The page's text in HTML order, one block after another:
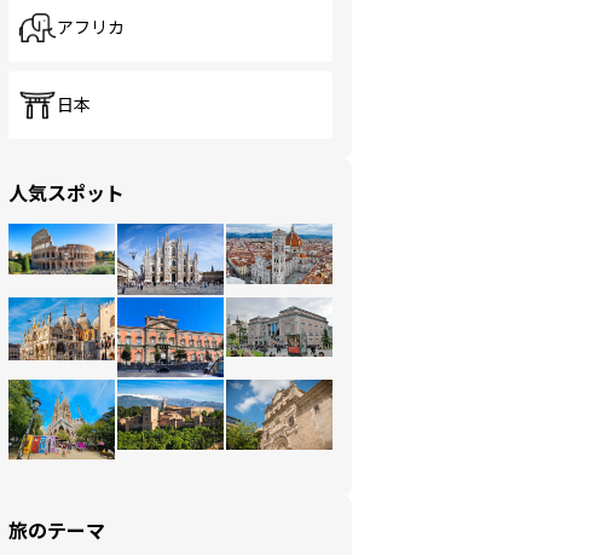
アフリカ
日本
人気スポット
旅のテーマ